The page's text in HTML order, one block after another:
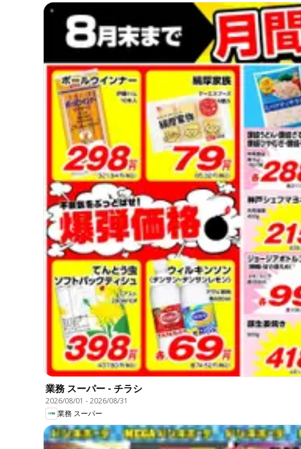
業務 スーパー - チラシ
2026/08/01 -2026/08/31
業務 スーパー